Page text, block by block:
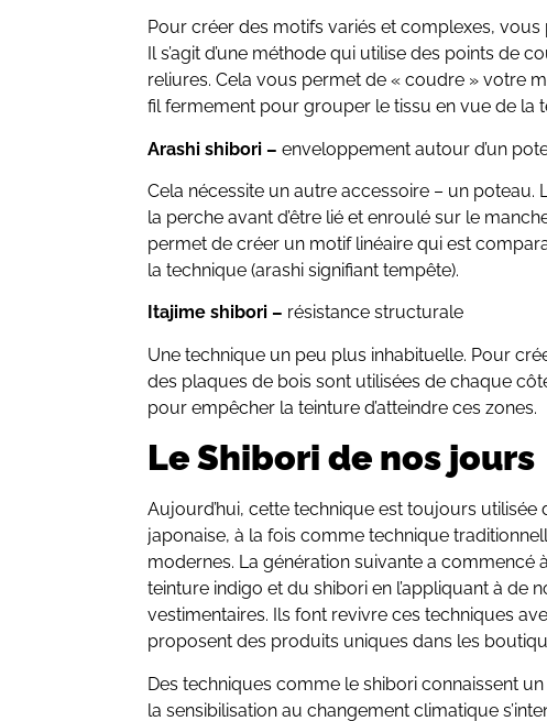
Pour créer des motifs variés et complexes, vous
Il s’agit d’une méthode qui utilise des points de
reliures. Cela vous permet de « coudre » votre
fil fermement pour grouper le tissu en vue de la
Arashi shibori – enveloppement autour d’un
Cela nécessite un autre accessoire – un poteau.
la perche avant d’être lié et enroulé sur le
permet de créer un motif linéaire qui est
la technique (arashi signifiant tempête).
Itajime shibori – résistance structurale
Une technique un peu plus inhabituelle. Pour
des plaques de bois sont utilisées de chaque
pour empêcher la teinture d’atteindre ces zones.
Le Shibori de nos jours
Aujourd’hui, cette technique est toujours utilisée
japonaise, à la fois comme technique
modernes. La génération suivante a commencé
teinture indigo et du shibori en l’appliquant à de
vestimentaires. Ils font revivre ces techniques
proposent des produits uniques dans les
Des techniques comme le shibori connaissent
la sensibilisation au changement climatique